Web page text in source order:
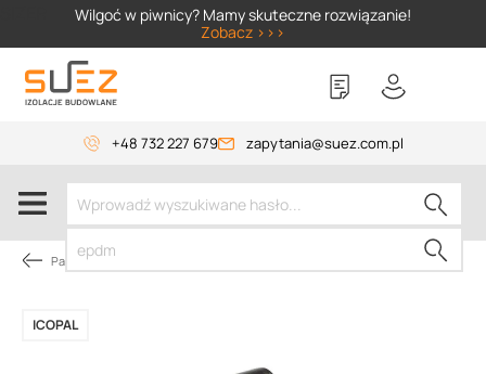
Wilgoć w piwnicy? Mamy skuteczne rozwiązanie!
Zobacz >>>
+48 732 227 679 zapytania@suez.com.pl
Papy dachowe
ICOPAL